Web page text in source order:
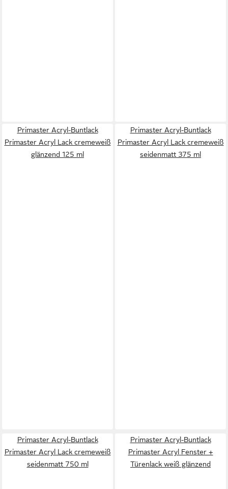
Primaster Acryl-Buntlack
Primaster Acryl Lack cremeweiß
glänzend 125 ml
Primaster Acryl-Buntlack
Primaster Acryl Lack cremeweiß
seidenmatt 375 ml
Primaster Acryl-Buntlack
Primaster Acryl Lack cremeweiß
seidenmatt 750 ml
Primaster Acryl-Buntlack
Primaster Acryl Fenster +
Türenlack weiß glänzend